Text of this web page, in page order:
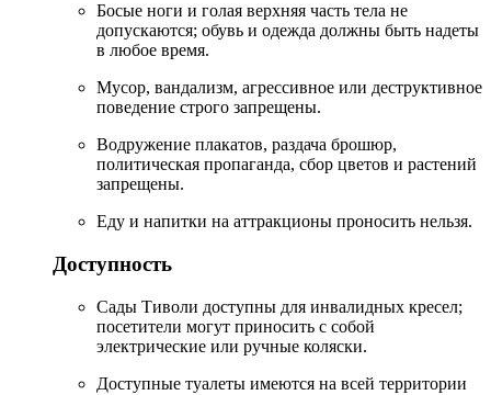
Босые ноги и голая верхняя часть тела не
допускаются; обувь и одежда должны быть надеты
в любое время.
Мусор, вандализм, агрессивное или деструктивное
поведение строго запрещены.
Водружение плакатов, раздача брошюр,
политическая пропаганда, сбор цветов и растений
запрещены.
Еду и напитки на аттракционы проносить нельзя.
Доступность
Сады Тиволи доступны для инвалидных кресел;
посетители могут приносить с собой
электрические или ручные коляски.
Доступные туалеты имеются на всей территории